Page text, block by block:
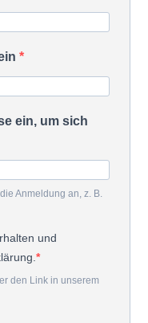
ein, um sich
Anmeldung an, z. B.
und
den Link in unserem